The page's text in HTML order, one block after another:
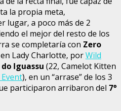
la propia meta,
lugar, a poco más de 2
el mejor del resto de los
se completaría con Zero
Lady Charlotte, porWild
Iguassu (22, Camelot Kitten
), en un “arrase” de los 3
participaron arribaron del 7°